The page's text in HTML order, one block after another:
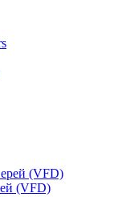
(VFD)